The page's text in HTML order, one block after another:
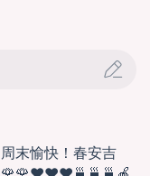
末愉快！春安吉